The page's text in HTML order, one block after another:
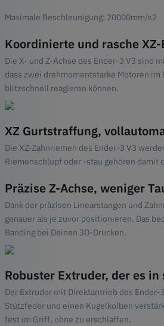
Maximale Beschleunigung: 20000mm/s2
Koordinierte und rasche
Die X- und Z-Achse des Ender-3 V3 sind
dass zwei drehmomentstarke Motoren im
blitzschnell reagieren können.
XZ Gurtstraffung,
Die XZ-Zahnriemen des Ender-3 V3
Riemenschlupf oder -stau gehören damit
Präzise Z-Achse, weniger
Dank der präzisen Linearstangen und
genauer als je zuvor positionieren. Das
Banding bei Deinen 3D-Drucken.
Robuster Extruder, der es in
Der Extruder mit Direktantrieb des Ender-
Stützfeder und einen Kugelkolben
fest im Griff, ohne zu erschlaffen.